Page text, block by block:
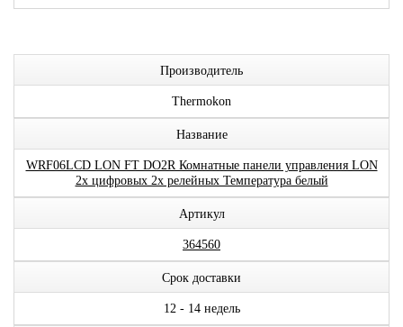
Производитель
Thermokon
Название
WRF06LCD LON FT DO2R Комнатные панели управления LON
2x цифровых 2x релейных Температура белый
Артикул
364560
Срок доставки
12 - 14 недель